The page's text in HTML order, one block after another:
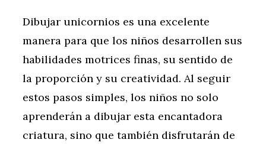
Dibujar unicornios es una excelente
manera para que los niños desarrollen sus
habilidades motrices finas, su sentido de
la proporción y su creatividad. Al seguir
estos pasos simples, los niños no solo
aprenderán a dibujar esta encantadora
criatura, sino que también disfrutarán de